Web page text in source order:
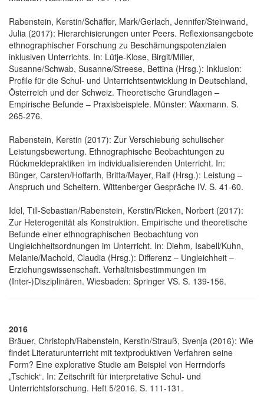
Rabenstein, Kerstin/Schäffer, Mark/Gerlach, Jennifer/Steinwand,
Julia (2017): Hierarchisierungen unter Peers. Reflexionsangebote
ethnographischer Forschung zu Beschämungspotenzialen
inklusiven Unterrichts. In: Lütje-Klose, Birgit/Miller,
Susanne/Schwab, Susanne/Streese, Bettina (Hrsg.): Inklusion:
Profile für die Schul- und Unterrichtsentwicklung in Deutschland,
Österreich und der Schweiz. Theoretische Grundlagen –
Empirische Befunde – Praxisbeispiele. Münster: Waxmann. S.
265-276.
Rabenstein, Kerstin (2017): Zur Verschiebung schulischer
Leistungsbewertung. Ethnographische Beobachtungen zu
Rückmeldepraktiken im individualisierenden Unterricht. In:
Bünger, Carsten/Hoffarth, Britta/Mayer, Ralf (Hrsg.): Leistung –
Anspruch und Scheitern. Wittenberger Gespräche IV. S. 41-60.
Idel, Till-Sebastian/Rabenstein, Kerstin/Ricken, Norbert (2017):
Zur Heterogenität als Konstruktion. Empirische und theoretische
Befunde einer ethnographischen Beobachtung von
Ungleichheitsordnungen im Unterricht. In: Diehm, Isabell/Kuhn,
Melanie/Machold, Claudia (Hrsg.): Differenz – Ungleichheit –
Erziehungswissenschaft. Verhältnisbestimmungen im
(Inter-)Disziplinären. Wiesbaden: Springer VS. S. 139-156.
2016
Bräuer, Christoph/Rabenstein, Kerstin/Strauß, Svenja (2016): Wie
findet Literaturunterricht mit textproduktiven Verfahren seine
Form? Eine explorative Studie am Beispiel von Herrndorfs
„Tschick“. In: Zeitschrift für interpretative Schul- und
Unterrichtsforschung. Heft 5/2016. S. 111-131.